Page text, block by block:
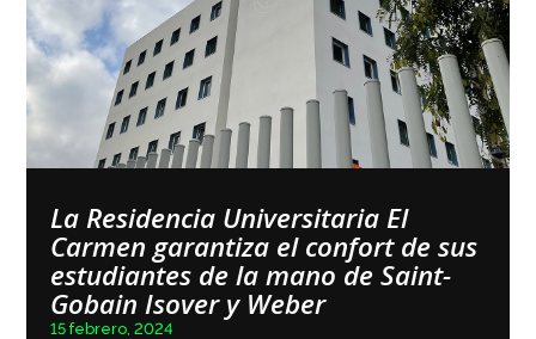
La Residencia Universitaria El
Carmen garantiza el confort de sus
estudiantes de la mano de Saint-
Gobain Isover y Weber
15 febrero, 2024